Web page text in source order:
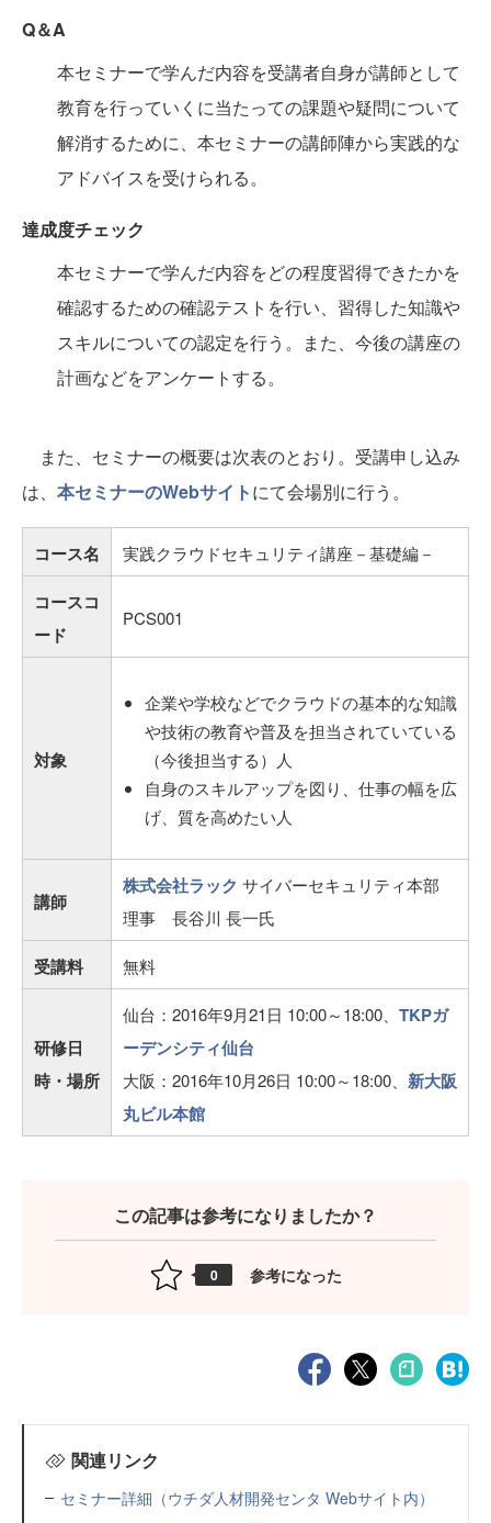
Q＆A
本セミナーで学んだ内容を受講者自身が講師として
教育を行っていくに当たっての課題や疑問について
解消するために、本セミナーの講師陣から実践的な
アドバイスを受けられる。
達成度チェック
本セミナーで学んだ内容をどの程度習得できたかを
確認するための確認テストを行い、習得した知識や
スキルについての認定を行う。また、今後の講座の
計画などをアンケートする。
また、セミナーの概要は次表のとおり。受講申し込み
は、 本セミナーのWebサイトにて会場別に行う。
コース名 実践クラウドセキュリティ講座－基礎編－
コースコ
ード
PCS001
対象
企業や学校などでクラウドの基本的な知識
や技術の教育や普及を担当されていている
（今後担当する）人
自身のスキルアップを図り、仕事の幅を広
げ、質を高めたい人
講師
株式会社ラック サイバーセキュリティ本部
理事 長谷川 長一氏
受講料 無料
研修日
時・場所
仙台：2016年9月21日 10:00～18:00、 TKPガ
ーデンシティ仙台
大阪：2016年10月26日 10:00～18:00、 新大阪
丸ビル本館
この記事は参考になりましたか？
0 参考になった
関連リンク
セミナー詳細（ウチダ人材開発センタ Webサイト内）